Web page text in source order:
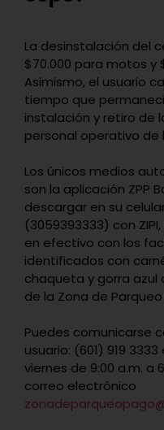
La desinstalación del
$70.000 para motos y
Asimismo, el usuario
tiempo que
instalación y retiro de
personal operativo de
Los únicos medios
son la aplicación ZPP
descargar en su
(3059393333) con
en efectivo con los
identificados con
chaqueta y gorra azul
de la Zona de
Puedes comunicarse
usuario: (601) 919
viernes de 9:00 a.m. a
correo electrónico